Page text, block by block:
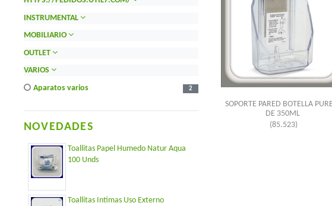
INSTRUMENTAL
MOBILIARIO
OUTLET
VARIOS
aparatos varios
2
NOVEDADES
Toallitas Papel Humedo Natur Aqua
100 Unds
Toallitas Intimas Uso Externo
SOPORTE PARED BOTELLA
DE 350ML
(85.523)